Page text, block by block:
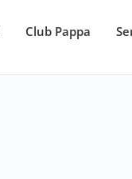
Club Pappa